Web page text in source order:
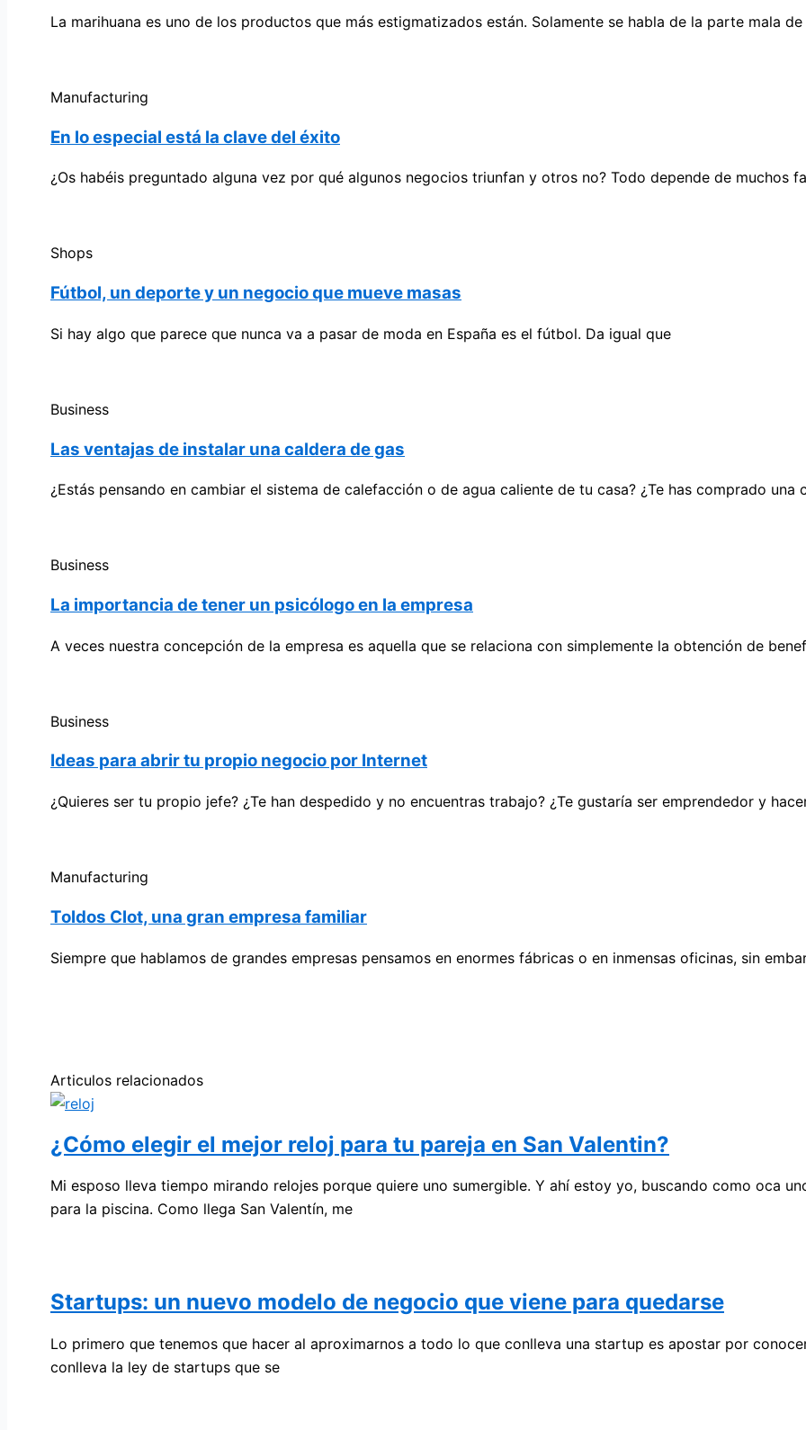
La marihuana es uno de los productos que más estigmatizados están. Solamente se habla de la parte mala de
Manufacturing
En lo especial está la clave del éxito
¿Os habéis preguntado alguna vez por qué algunos negocios triunfan y otros no? Todo depende de muchos
Shops
Fútbol, un deporte y un negocio que mueve masas
Si hay algo que parece que nunca va a pasar de moda en España es el fútbol. Da igual que
Business
Las ventajas de instalar una caldera de gas
¿Estás pensando en cambiar el sistema de calefacción o de agua caliente de tu casa? ¿Te has comprado una
Business
La importancia de tener un psicólogo en la empresa
A veces nuestra concepción de la empresa es aquella que se relaciona con simplemente la obtención de
Business
Ideas para abrir tu propio negocio por Internet
¿Quieres ser tu propio jefe? ¿Te han despedido y no encuentras trabajo? ¿Te gustaría ser emprendedor y
Manufacturing
Toldos Clot, una gran empresa familiar
Siempre que hablamos de grandes empresas pensamos en enormes fábricas o en inmensas oficinas, sin
Articulos relacionados
¿Cómo elegir el mejor reloj para tu pareja en San Valentin?
Mi esposo lleva tiempo mirando relojes porque quiere uno sumergible. Y ahí estoy yo, buscando como oca
para la piscina. Como llega San Valentín, me
Startups: un nuevo modelo de negocio que viene para quedarse
Lo primero que tenemos que hacer al aproximarnos a todo lo que conlleva una startup es apostar por
conlleva la ley de startups que se